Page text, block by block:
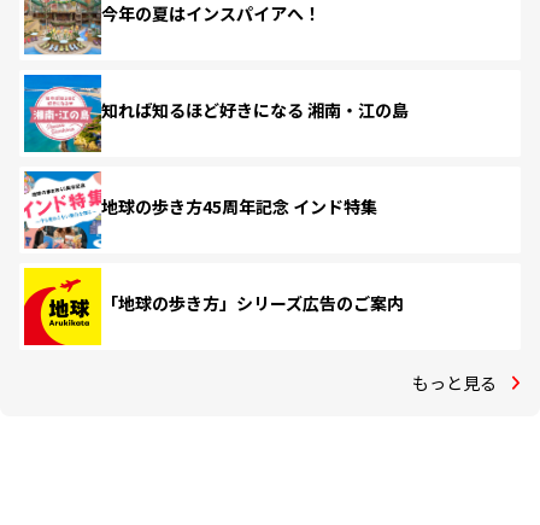
今年の夏はインスパイアへ！
知れば知るほど好きになる 湘南・江の島
地球の歩き方45周年記念 インド特集
「地球の歩き方」シリーズ広告のご案内
もっと見る